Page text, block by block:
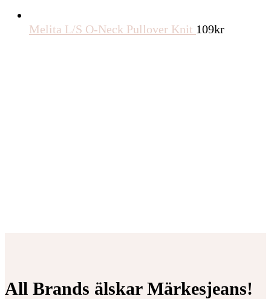
Melita L/S O-Neck Pullover Knit 109kr
All Brands älskar Märkesjeans!